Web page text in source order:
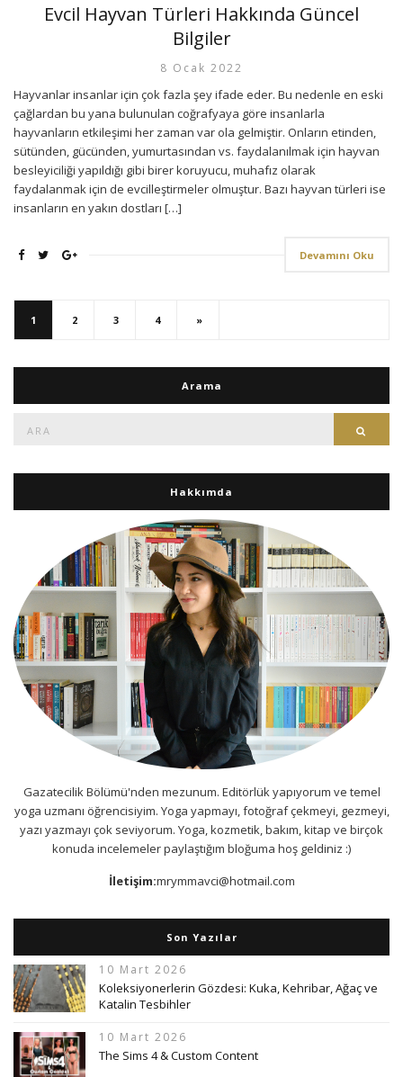
Evcil Hayvan Türleri Hakkında Güncel
Bilgiler
8 Ocak 2022
Hayvanlar insanlar için çok fazla şey ifade eder. Bu nedenle en eski
çağlardan bu yana bulunulan coğrafyaya göre insanlarla
hayvanların etkileşimi her zaman var ola gelmiştir. Onların etinden,
sütünden, gücünden, yumurtasından vs. faydalanılmak için hayvan
besleyiciliği yapıldığı gibi birer koruyucu, muhafız olarak
faydalanmak için de evcilleştirmeler olmuştur. Bazı hayvan türleri ise
insanların en yakın dostları […]
Devamını Oku
1 2 3 4 »
Arama
Hakkımda
Gazatecilik Bölümü'nden mezunum. Editörlük yapıyorum ve temel
yoga uzmanı öğrencisiyim. Yoga yapmayı, fotoğraf çekmeyi, gezmeyi,
yazı yazmayı çok seviyorum. Yoga, kozmetik, bakım, kitap ve birçok
konuda incelemeler paylaştığım bloğuma hoş geldiniz :)
İletişim:mrymmavci@hotmail.com
Son Yazılar
10 Mart 2026
Koleksiyonerlerin Gözdesi: Kuka, Kehribar, Ağaç ve
Katalin Tesbihler
10 Mart 2026
The Sims 4 & Custom Content